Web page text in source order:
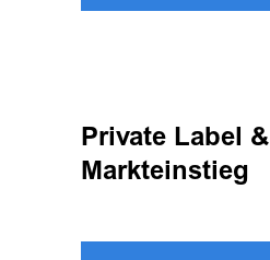
Private Label &
Markteinstieg